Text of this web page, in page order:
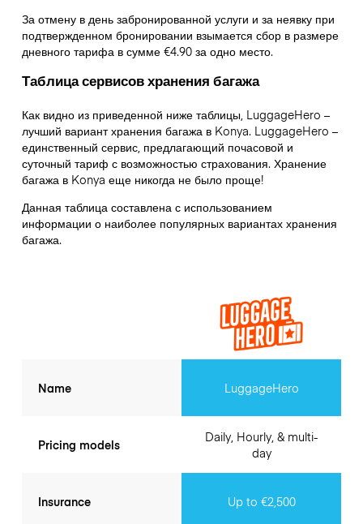
За отмену в день забронированной услуги и за неявку при
подтвержденном бронировании взымается сбор в размере
дневного тарифа в сумме €4.90 за одно место.
Таблица сервисов хранения багажа
Как видно из приведенной ниже таблицы, LuggageHero –
лучший вариант хранения багажа в Konya. LuggageHero –
единственный сервис, предлагающий почасовой и
суточный тариф с возможностью страхования. Хранение
багажа в Konya еще никогда не было проще!
Данная таблица составлена с использованием
информации о наиболее популярных вариантах хранения
багажа.
Name
Pricing models
Insurance
LuggageHero
Daily, Hourly, & multi-
day
Up to €2,500